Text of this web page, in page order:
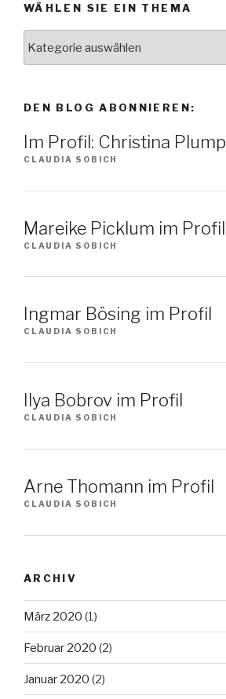
WÄHLEN SIE EIN THEMA
DEN BLOG ABONNIEREN:
Im Profil: Christina Plump
CLAUDIA SOBICH
Mareike Picklum im Profil
CLAUDIA SOBICH
Ingmar Bösing im Profil
CLAUDIA SOBICH
Ilya Bobrov im Profil
CLAUDIA SOBICH
Arne Thomann im Profil
CLAUDIA SOBICH
ARCHIV
März 2020 (1)
Februar 2020 (2)
Januar 2020 (2)